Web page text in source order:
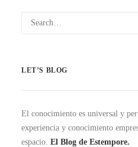
LET’S BLOG
El conocimiento es universal y
experiencia y conocimiento
espacio. El Blog de Estempore.